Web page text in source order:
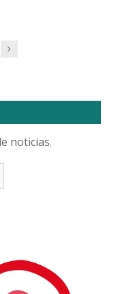
Next
noticias.